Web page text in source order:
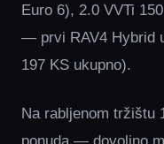
Euro 6), 2.0 VVTi
— prvi RAV4 Hybrid
197 KS ukupno).
Na rabljenom tržištu
ponuda — dovoljno